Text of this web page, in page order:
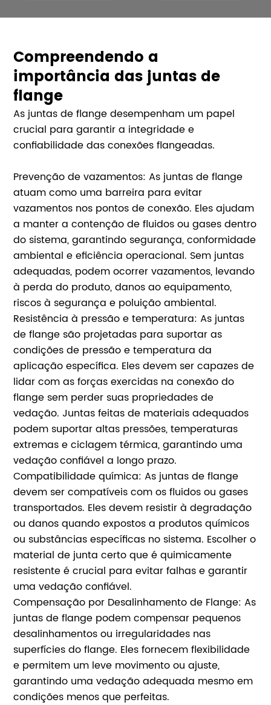
Compreendendo a
importância das juntas de
flange
As juntas de flange desempenham um papel
crucial para garantir a integridade e
confiabilidade das conexões flangeadas.
Prevenção de vazamentos: As juntas de flange
atuam como uma barreira para evitar
vazamentos nos pontos de conexão. Eles ajudam
a manter a contenção de fluidos ou gases dentro
do sistema, garantindo segurança, conformidade
ambiental e eficiência operacional. Sem juntas
adequadas, podem ocorrer vazamentos, levando
à perda do produto, danos ao equipamento,
riscos à segurança e poluição ambiental.
Resistência à pressão e temperatura: As juntas
de flange são projetadas para suportar as
condições de pressão e temperatura da
aplicação específica. Eles devem ser capazes de
lidar com as forças exercidas na conexão do
flange sem perder suas propriedades de
vedação. Juntas feitas de materiais adequados
podem suportar altas pressões, temperaturas
extremas e ciclagem térmica, garantindo uma
vedação confiável a longo prazo.
Compatibilidade química: As juntas de flange
devem ser compatíveis com os fluidos ou gases
transportados. Eles devem resistir à degradação
ou danos quando expostos a produtos químicos
ou substâncias específicas no sistema. Escolher o
material de junta certo que é quimicamente
resistente é crucial para evitar falhas e garantir
uma vedação confiável.
Compensação por Desalinhamento de Flange: As
juntas de flange podem compensar pequenos
desalinhamentos ou irregularidades nas
superfícies do flange. Eles fornecem flexibilidade
e permitem um leve movimento ou ajuste,
garantindo uma vedação adequada mesmo em
condições menos que perfeitas.